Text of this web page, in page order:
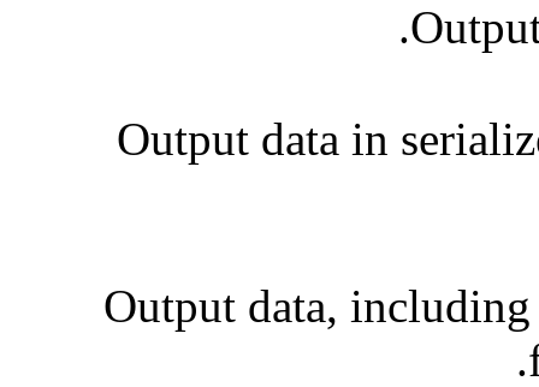
Output data in
Output data,